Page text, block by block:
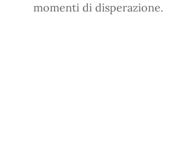
momenti di disperazione.